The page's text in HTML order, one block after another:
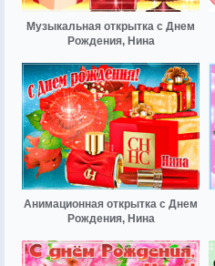
Музыкальная открытка с Днем
Рождения, Нина
Анимационная открытка с Днем
Рождения, Нина